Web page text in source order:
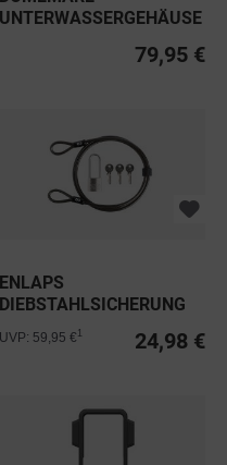
UNTERWASSERGEHÄUSE
79,95 €
ENLAPS
DIEBSTAHLSICHERUNG
24,98 €
UVP: 59,95 € 1